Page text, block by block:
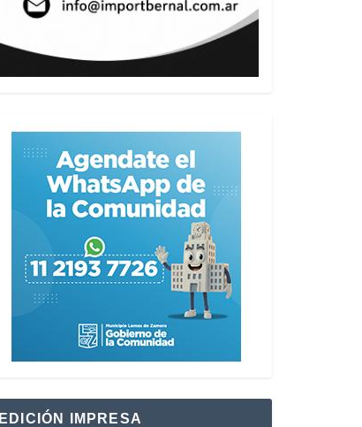
EDICIÓN IMPRESA